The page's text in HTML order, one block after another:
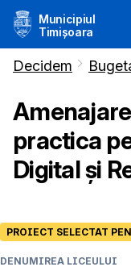
Municipiul
Timișoara
Decidem
practica
Digital și
PROIECT SELECTAT
DENUMIREA LICEULUI